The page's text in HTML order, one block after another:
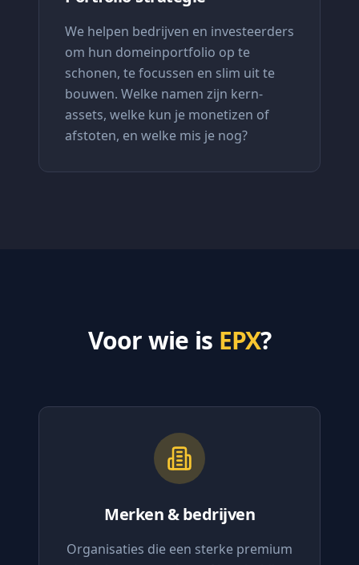
We helpen bedrijven en investeerders
om hun domeinportfolio op te
schonen, te focussen en slim uit te
bouwen. Welke namen zijn kern-
assets, welke kun je monetizen of
afstoten, en welke mis je nog?
Voor wie is EPX?
Merken & bedrijven
Organisaties die een sterke premium